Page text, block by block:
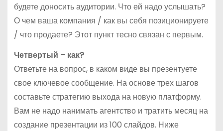
будете доносить аудитории. Что ей надо услышать?
О чем ваша компания / как вы себя позиционируете
/ что продаете? Этот пункт тесно связан с первым.
Четвертый – как?
Ответьте на вопрос, в каком виде вы презентуете
свое ключевое сообщение. На основе трех шагов
составьте стратегию выхода на новую платформу.
Вам не надо нанимать агентство и тратить месяц на
создание презентации из 100 слайдов. Ниже